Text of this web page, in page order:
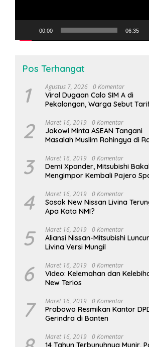
00:00 06:35
Pos Terhangat
1 Agustus 7, 2026 0 Komentar
Viral Dugaan Calo SIM A di
Pekalongan, Warga Sebut
2 Maret 16, 2019 0 Komentar
Jokowi Minta ASEAN Tangani
Masalah Muslim Rohingya di
3 Maret 16, 2019 0 Komentar
Demi Xpander, Mitsubishi
Mengimpor Kembali Pajero
4 Maret 16, 2019 0 Komentar
Sosok New Nissan Livina
Apa Kata NMI?
5 Maret 16, 2019 0 Komentar
Aliansi Nissan-Mitsubishi
Livina Versi Mungil
6 Maret 16, 2019 0 Komentar
Video: Kelemahan dan
New Terios
7 Maret 16, 2019 0 Komentar
Prabowo Resmikan Kantor
Gerindra di Banten
Maret 16, 2019 0 Komentar
14 Tahun Terbunuhnya Munir,